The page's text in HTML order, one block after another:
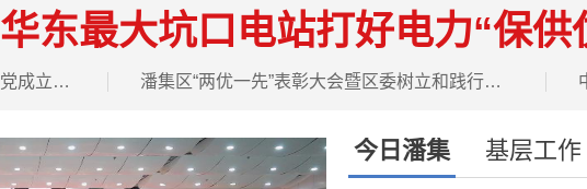
华东最大坑口电站打好电力“保供
潘集区四大班子集中收看庆祝中国共产党成立105周年表彰大会 潘集区“两优一先”表彰大会暨区委树立和践行正确政绩观学习教育专题党课报告会举行
今日潘集 基层工作